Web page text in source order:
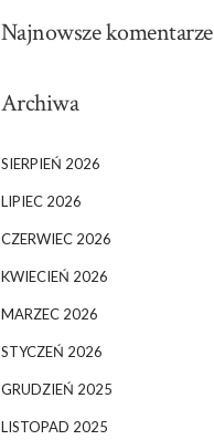
Najnowsze komentarze
Archiwa
SIERPIEŃ 2026
LIPIEC 2026
CZERWIEC 2026
KWIECIEŃ 2026
MARZEC 2026
STYCZEŃ 2026
GRUDZIEŃ 2025
LISTOPAD 2025